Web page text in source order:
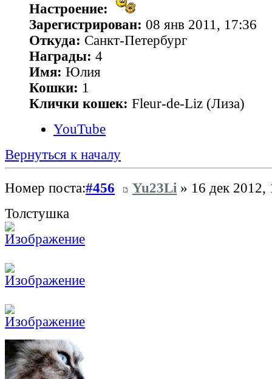
Настроение:
Зарегистрирован: 08 янв 2011, 17:36
Откуда: Санкт-Петербург
Награды: 4
Имя: Юлия
Кошки: 1
Клички кошек: Fleur-de-Liz (Лиза)
YouTube
Вернуться к началу
Номер поста:#456 Yu23Li » 16 дек 2012,
Толстушка